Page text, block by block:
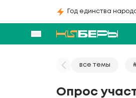
Год единства
все темы
Опрос